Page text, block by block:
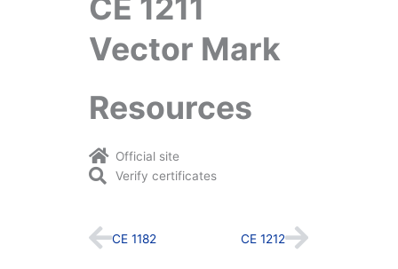
CE 1211
Vector Mark
Resources
Official site
Verify certificates
Prev
CE 1182 CE 1212Next